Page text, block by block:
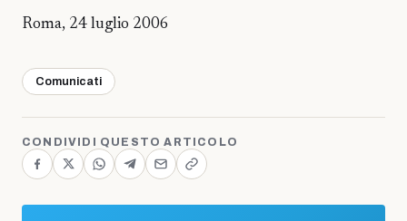
Roma, 24 luglio 2006
Comunicati
CONDIVIDI QUESTO ARTICOLO